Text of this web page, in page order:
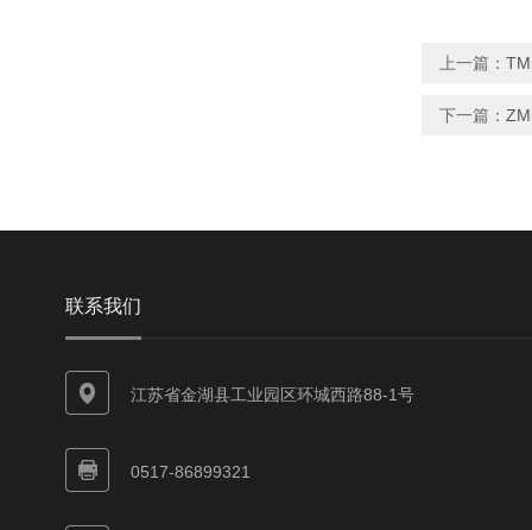
上一篇：
下一篇：
联系我们
江苏省金湖县工业园区环城西路88-1号
0517-86899321